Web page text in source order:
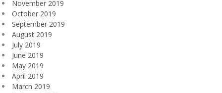
November 2019
October 2019
September 2019
August 2019
July 2019
June 2019
May 2019
April 2019
March 2019